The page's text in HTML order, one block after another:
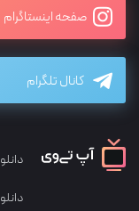
صفحه اینستاگرام
کانال تلگرام